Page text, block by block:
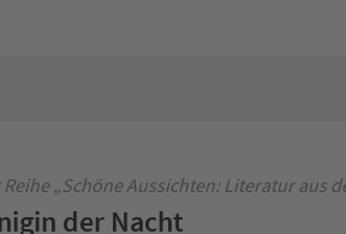
„Schöne Aussichten: Literatur aus
der Nacht